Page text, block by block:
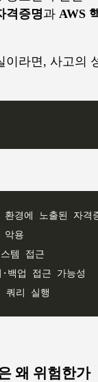
격증명과 AWS
이라면, 사고의
왜 위험한가